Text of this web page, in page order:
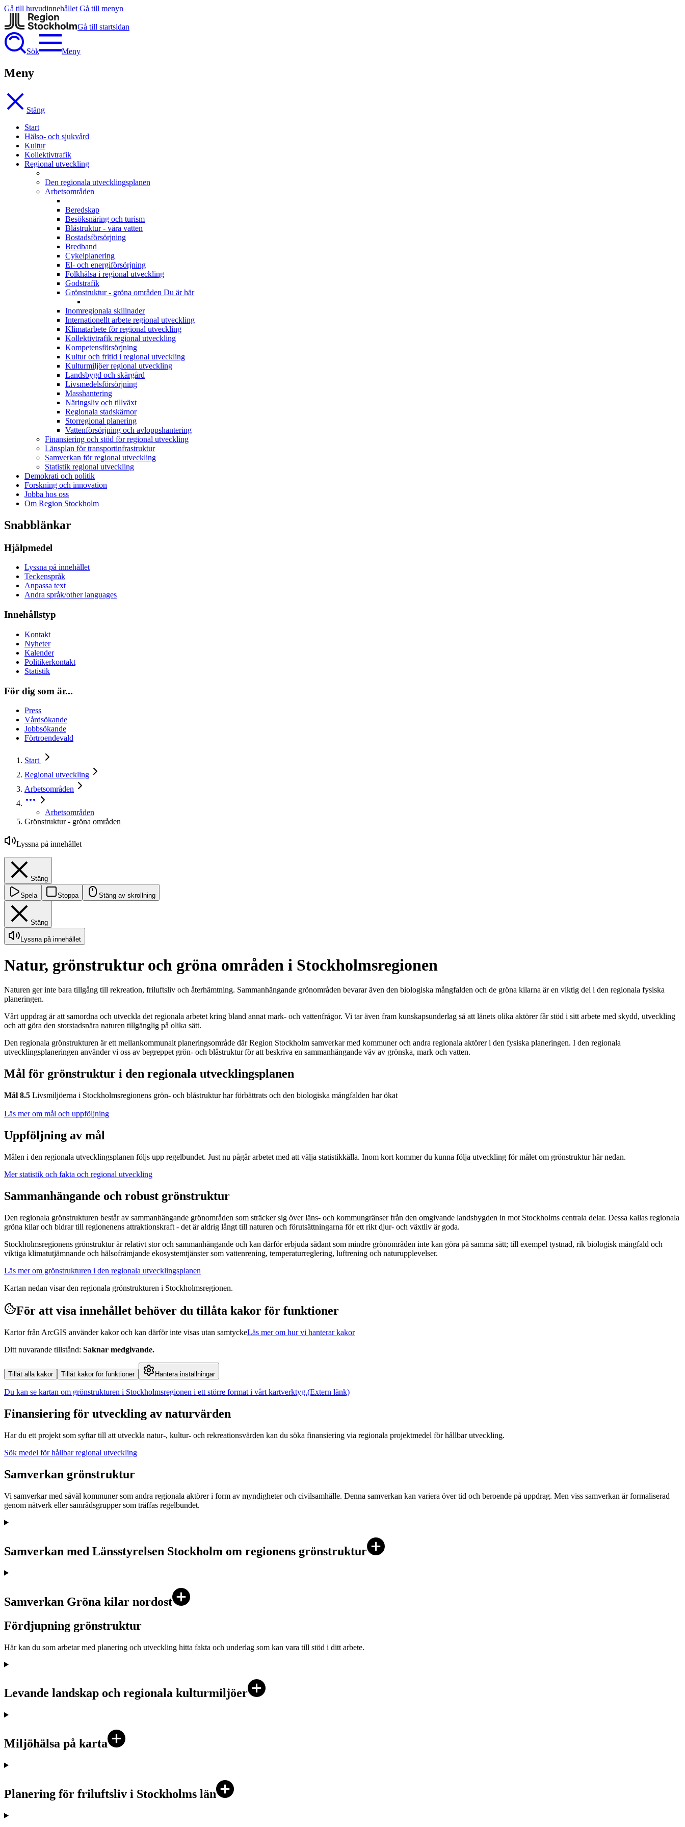
Gå till huvudinnehållet Gå till menyn
Gå till startsidan
Sök Meny
Meny
Stäng
Start
Hälso- och sjukvård
Kultur
Kollektivtrafik
Regional utveckling
Den regionala utvecklingsplanen
Arbetsområden
Beredskap
Besöksnäring och turism
Blåstruktur - våra vatten
Bostadsförsörjning
Bredband
Cykelplanering
El- och energiförsörjning
Folkhälsa i regional utveckling
Godstrafik
Grönstruktur - gröna områden Du är här
Inomregionala skillnader
Internationellt arbete regional utveckling
Klimatarbete för regional utveckling
Kollektivtrafik regional utveckling
Kompetensförsörjning
Kultur och fritid i regional utveckling
Kulturmiljöer regional utveckling
Landsbygd och skärgård
Livsmedelsförsörjning
Masshantering
Näringsliv och tillväxt
Regionala stadskärnor
Storregional planering
Vattenförsörjning och avloppshantering
Finansiering och stöd för regional utveckling
Länsplan för transportinfrastruktur
Samverkan för regional utveckling
Statistik regional utveckling
Demokrati och politik
Forskning och innovation
Jobba hos oss
Om Region Stockholm
Snabblänkar
Hjälpmedel
Lyssna på innehållet
Teckenspråk
Anpassa text
Andra språk/other languages
Innehållstyp
Kontakt
Nyheter
Kalender
Politikerkontakt
Statistik
För dig som är...
Press
Vårdsökande
Jobbsökande
Förtroendevald
Start
Regional utveckling
Arbetsområden
Arbetsområden
Grönstruktur - gröna områden
Lyssna på innehållet
Stäng
Spela Stoppa Stäng av skrollning
Stäng
Lyssna på innehållet
Natur, grönstruktur och gröna områden i Stockholmsregionen
Naturen ger inte bara tillgång till rekreation, friluftsliv och återhämtning. Sammanhängande grönområden bevarar även den biologiska mång­falden och de gröna kilarna är en viktig del i den regionala fysiska
planeringen.
Vårt uppdrag är att samordna och utveckla det regionala arbetet kring bland annat mark- och vattenfrågor. Vi tar även fram kunskapsunderlag så att länets olika aktörer får stöd i sitt arbete med skydd, utveckling
och att göra den storstadsnära naturen tillgänglig på olika sätt.
Den regionala grönstrukturen är ett mellankommunalt planeringsområde där Region Stockholm samverkar med kommuner och andra regionala aktörer i den fysiska planeringen. I den regionala
utvecklingsplaneringen använder vi oss av begreppet grön- och blåstruktur för att beskriva en sammanhängande väv av grönska, mark och vatten.
Mål för grönstruktur i den regionala utvecklingsplanen
Mål 8.5 Livsmiljöerna i Stockholmsregionens grön- och blåstruktur har förbättrats och den biologiska mångfalden har ökat
Läs mer om mål och uppföljning
Uppföljning av mål
Målen i den regionala utvecklingsplanen följs upp regelbundet. Just nu pågår arbetet med att välja statistikkälla. Inom kort kommer du kunna följa utveckling för målet om grönstruktur här nedan.
Mer statistik och fakta och regional utveckling
Sammanhängande och robust grönstruktur
Den regionala grönstrukturen består av sammanhängande grönområden som sträcker sig över läns- och kommungränser från den omgivande landsbygden in mot Stockholms centrala delar. Dessa kallas regionala
gröna kilar och bidrar till regionenens attraktionskraft - det är aldrig långt till naturen och förutsättningarna för ett rikt djur- och växtliv är goda.
Stockholmsregionens grönstruktur är relativt stor och sammanhängande och kan därför erbjuda sådant som mindre grönområden inte kan göra på samma sätt; till exempel tystnad, rik biologisk mångfald och
viktiga klimatutjämnande och hälsofrämjande ekosystemtjänster som vattenrening, temperaturreglering, luftrening och naturupplevelser.
Läs mer om grönstrukturen i den regionala utvecklingsplanen
Kartan nedan visar den regionala grönstrukturen i Stockholmsregionen.
För att visa innehållet behöver du tillåta kakor för funktioner
Kartor från ArcGIS använder kakor och kan därför inte visas utan samtyckeLäs mer om hur vi hanterar kakor
Ditt nuvarande tillstånd: Saknar medgivande.
Tillåt alla kakor Tillåt kakor för funktioner Hantera inställningar
Du kan se kartan om grönstrukturen i Stockholmsregionen i ett större format i vårt kartverktyg.(Extern länk)
Finansiering för utveckling av naturvärden
Har du ett projekt som syftar till att utveckla natur-, kultur- och rekreationsvärden kan du söka finansiering via regionala projektmedel för hållbar utveckling.
Sök medel för hållbar regional utveckling
Samverkan grönstruktur
Vi samverkar med såväl kommuner som andra regionala aktörer i form av myndigheter och civilsamhälle. Denna samverkan kan variera över tid och beroende på uppdrag. Men viss samverkan är formaliserad
genom nätverk eller samrådsgrupper som träffas regelbundet.
Samverkan med Länsstyrelsen Stockholm om regionens grönstruktur
Samverkan Gröna kilar nordost
Fördjupning grönstruktur
Här kan du som arbetar med planering och utveckling hitta fakta och underlag som kan vara till stöd i ditt arbete.
Levande landskap och regionala kulturmiljöer
Miljöhälsa på karta
Planering för friluftsliv i Stockholms län